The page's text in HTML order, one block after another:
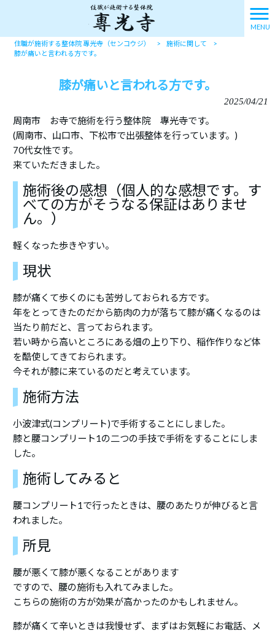
MENU
住職が施術する整体院 專光寺（センコウジ） > 施術に関して
>
膝が痛いと言われる方です。
膝が痛いと言われる方です。
2025/04/21
周南市 お寺で施術を行う整体院 專光寺です。
(周南市、山口市、下松市で出張整体を行っています。)
70代女性です。
来ていただきました。
施術後の感想（個人的な感想です。す
べての方がそうなる保証はありませ
ん。）
軽くなった歩きやすい。
現状
膝が痛くて歩くのにも苦労しておられる方です。
年をとってきたのだから筋肉の力が落ちて膝が痛くなるのは
当たり前だと、言っておられます。
若い時から高いところにある畑の上り下り、稲作作りなど体
を酷使してきておられます。
今それが膝に来ているのだと考えています。
施術方法
小波津式(コンプリート)で手術することにしました。
膝と腰コンプリート1の二つの手技で手術をすることにしま
した。
施術してみると
腰コンプリート1で行ったときは、腰のあたりが伸びると言
われました。
所見
腰が悪くて膝が悪くなることがあります
ですので、腰の施術も入れてみました。
こちらの施術の方が効果が高かったのかもしれません。
膝が痛くて辛いときは我慢せず、まずはお気軽にお電話、メ